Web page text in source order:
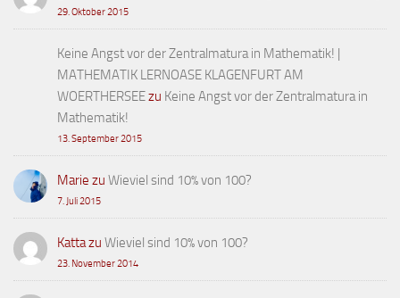
29. Oktober 2015
Keine Angst vor der Zentralmatura in Mathematik! |
MATHEMATIK LERNOASE KLAGENFURT AM
WOERTHERSEEzu Keine Angst vor der Zentralmatura in
Mathematik!
13. September 2015
Marie zu Wieviel sind 10% von 100?
7. Juli 2015
Kattazu Wieviel sind 10% von 100?
23. November 2014